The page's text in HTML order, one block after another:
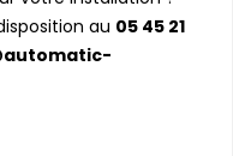
au 05 45 21